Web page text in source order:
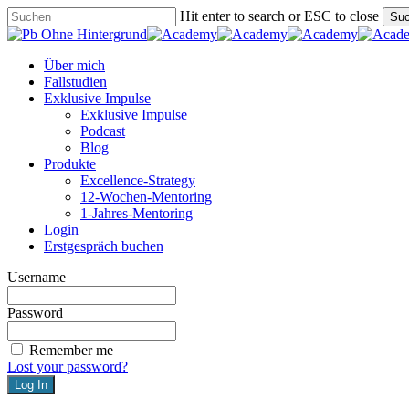
Skip
to
content
Hit enter to search or ESC to close
Close
Menu
Über mich
Fallstudien
Exklusive Impulse
Exklusive Impulse
Podcast
Blog
Produkte
Excellence-Strategy
12-Wochen-Mentoring
1-Jahres-Mentoring
Login
Erstgespräch buchen
Username
Password
Remember me
Lost your password?